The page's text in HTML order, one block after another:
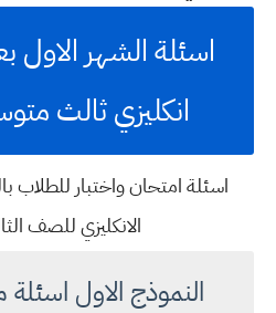
اسئلة الشهر
انكليزي ثالث
اسئلة امتحان واختبار للطلاب
الانكليزي للصف
النموذج الاول